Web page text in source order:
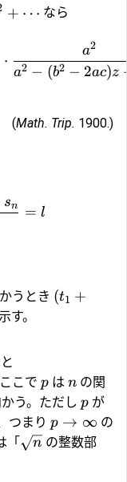
+ ⋯ なら
⋅
a2 − (b2 − 2ac)z
a2
(Math. Trip. 1900.)
sn = l
うとき (t1 +
す。
と
こで pは nの関
う。ただし pが
つまり p → ∞ の
「 n の整数部